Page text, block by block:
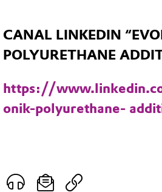
CANAL LINKEDIN
POLYURETHANE
https://
onik-polyurethane-